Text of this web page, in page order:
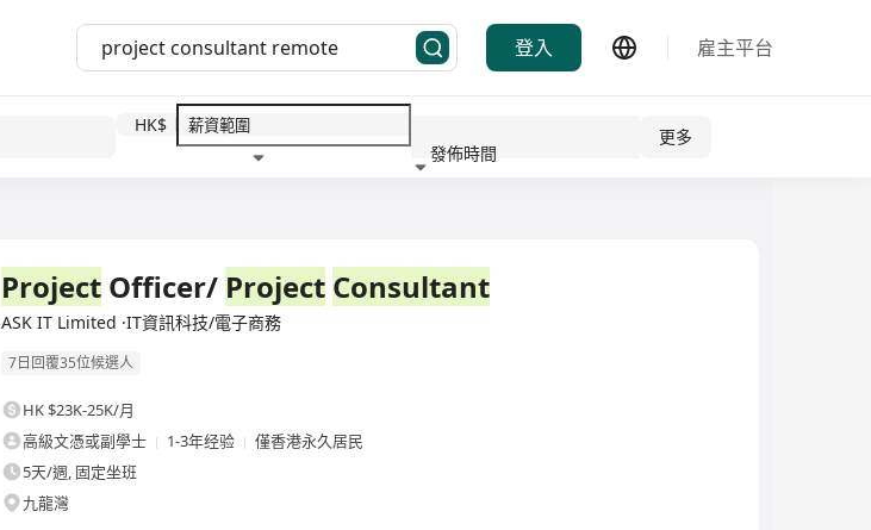
登入 雇主平台
HK$
發佈時間
更多
Project Officer/ Project Consultant
ASK IT Limited ·IT資訊科技/電子商務
7日回覆35位候選人
HK $23K-25K/月
高級文憑或副學士
1-3年经验
僅香港永久居民
5天/週, 固定坐班
九龍灣